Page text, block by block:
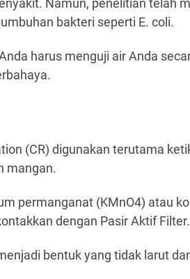
Namun, penelitian telah
bakteri seperti E. coli.
harus menguji air Anda
(CR) digunakan terutama
mangan.
permanganat (KMnO4) atau
dengan Pasir Aktif Filter.
bentuk yang tidak larut